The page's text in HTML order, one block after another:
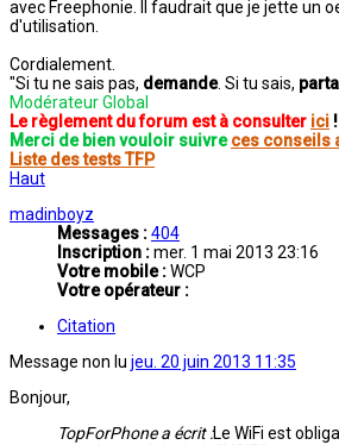
avec Freephonie. Il faudrait que je jette un
d'utilisation.
Cordialement.
"Si tu ne sais pas, demande. Si tu sais,
Modérateur Global
Le règlement du forum est à consulter ici !
Merci de bien vouloir suivreces conseils
Liste des tests TFP
Haut
madinboyz
Messages :404
Inscription :mer. 1 mai 2013 23:16
Votre mobile :WCP
Votre opérateur :
Citation
Message non lu jeu. 20 juin 2013 11:35
Bonjour,
TopForPhone a écrit :Le WiFi est